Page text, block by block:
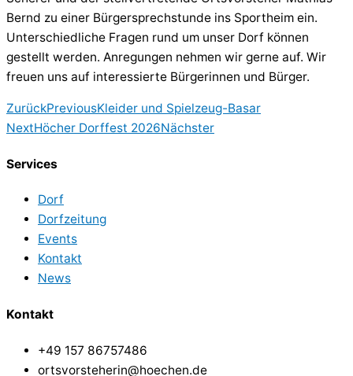
Bernd zu einer Bürgersprechstunde ins Sportheim ein.
Unterschiedliche Fragen rund um unser Dorf können
gestellt werden. Anregungen nehmen wir gerne auf. Wir
freuen uns auf interessierte Bürgerinnen und Bürger.
ZurückPreviousKleider und Spielzeug-Basar
NextHöcher Dorffest 2026Nächster
Services
Dorf
Dorfzeitung
Events
Kontakt
News
Kontakt
+49 157 86757486
ortsvorsteherin@hoechen.de